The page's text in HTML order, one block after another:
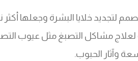
لتجديد خلايا البشرة وجعلها
مشاكل التصبغ مثل عيوب
وآثار الحبوب.